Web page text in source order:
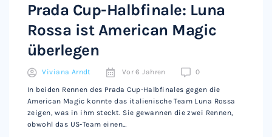
Prada Cup-Halbfinale: Luna
Rossa ist American Magic
überlegen
Viviana Arndt Vor 6 Jahren 0
In beiden Rennen des Prada Cup-Halbfinales gegen die
American Magic konnte das italienische Team Luna Rossa
zeigen, was in ihm steckt. Sie gewannen die zwei Rennen,
obwohl das US-Team einen…